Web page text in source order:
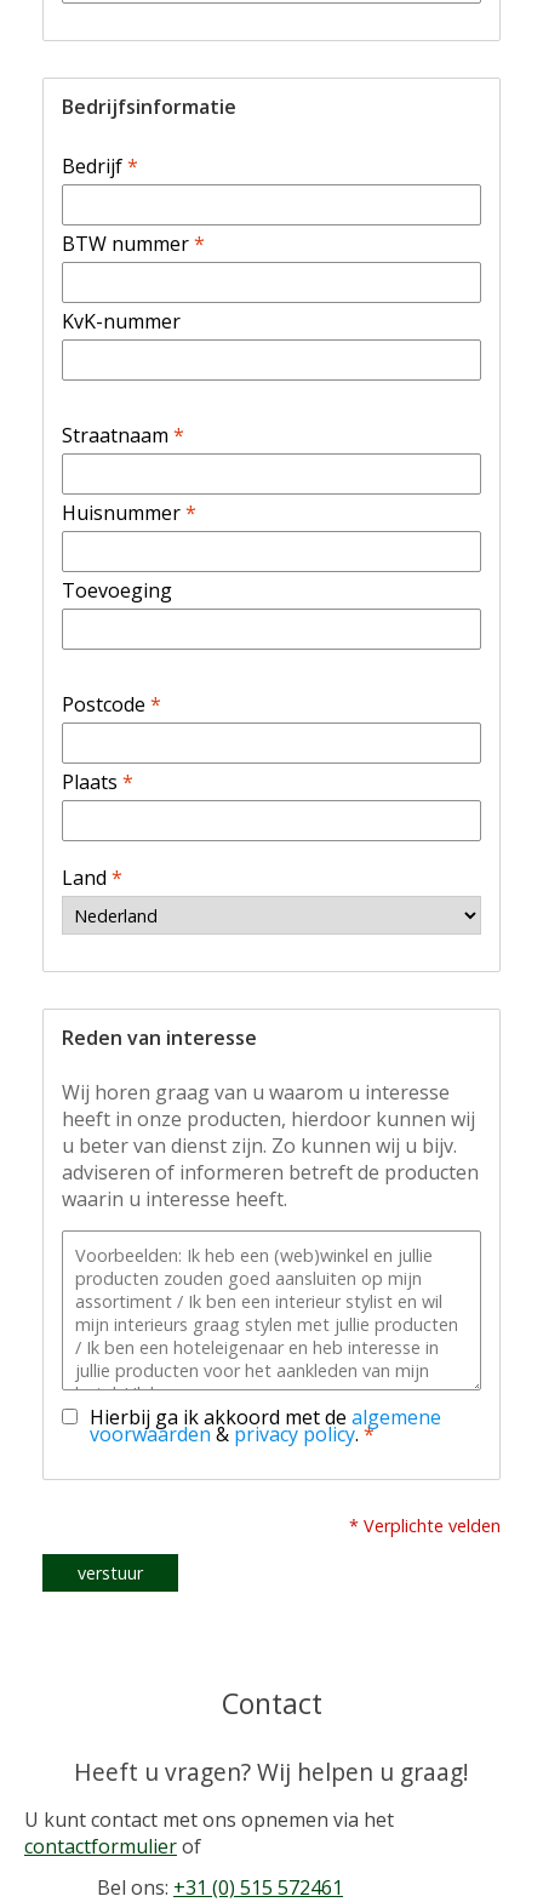
Bedrijfsinformatie
Bedrijf*
BTW nummer*
KvK-nummer
Straatnaam *
Huisnummer*
Toevoeging
Postcode *
Plaats *
Land *
Reden van interesse
Wij horen graag van u waarom u interesse
heeft in onze producten, hierdoor kunnen wij
u beter van dienst zijn. Zo kunnen wij u bijv.
adviseren of informeren betreft de producten
waarin u interesse heeft.
Hierbij ga ik akkoord met de algemene
voorwaarden & privacy policy. *
* Verplichte velden
verstuur
Contact
Heeft u vragen? Wij helpen u graag!
U kunt contact met ons opnemen via het
contactformulierof
Bel ons: +31 (0) 515 572461